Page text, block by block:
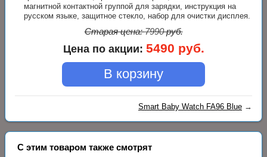
магнитной контактной группой для зарядки, инструкция на
русском языке, защитное стекло, набор для очистки дисплея.
Старая цена:7990руб.
Цена по акции: 5490 руб.
В корзину
Smart Baby Watch FA96 Blue →
С этим товаром также смотрят